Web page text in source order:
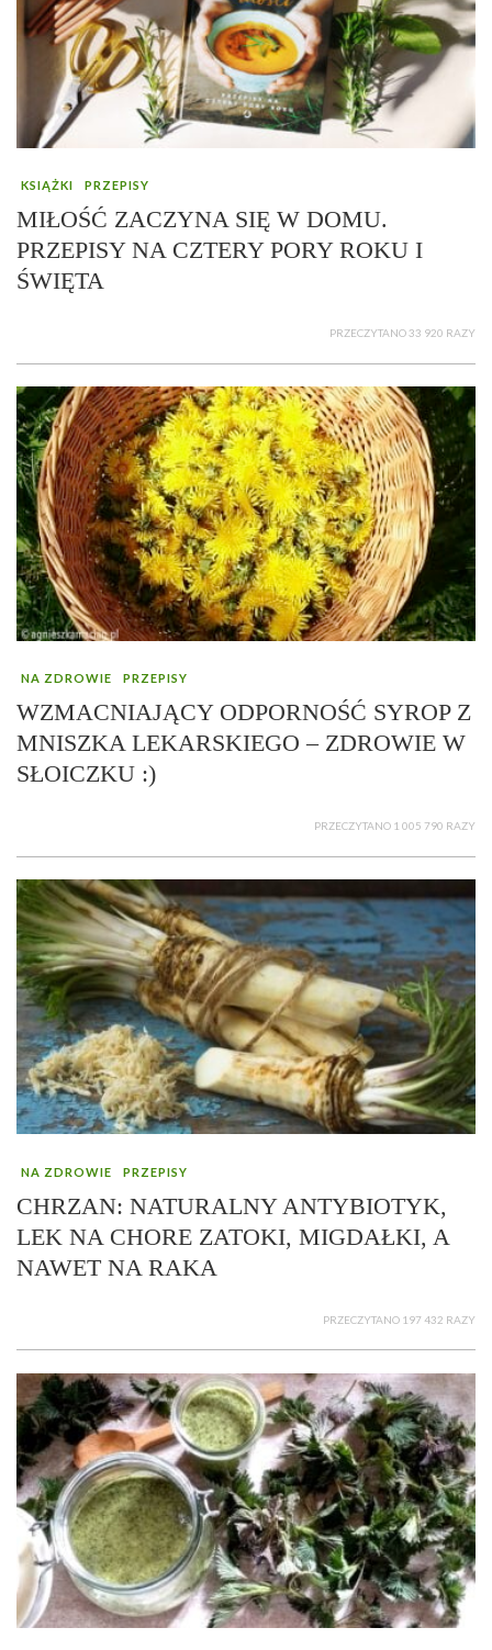
KSIĄŻKI PRZEPISY
MIŁOŚĆ ZACZYNA SIĘ W DOMU.
PRZEPISY NA CZTERY PORY ROKU I
ŚWIĘTA
PRZECZYTANO 33 920 RAZY
NA ZDROWIE PRZEPISY
WZMACNIAJĄCY ODPORNOŚĆ SYROP Z
MNISZKA LEKARSKIEGO – ZDROWIE W
SŁOICZKU :)
PRZECZYTANO 1 005 790 RAZY
NA ZDROWIE PRZEPISY
CHRZAN: NATURALNY ANTYBIOTYK,
LEK NA CHORE ZATOKI, MIGDAŁKI, A
NAWET NA RAKA
PRZECZYTANO 197 432 RAZY